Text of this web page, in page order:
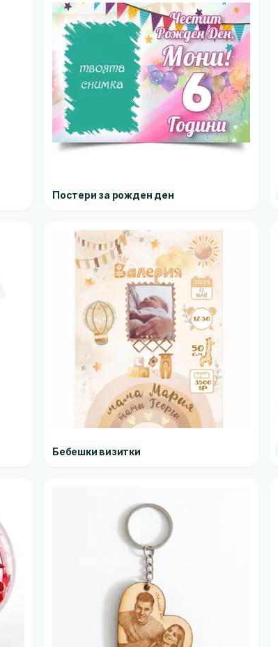
Постери за рожден ден
Бебешки визитки